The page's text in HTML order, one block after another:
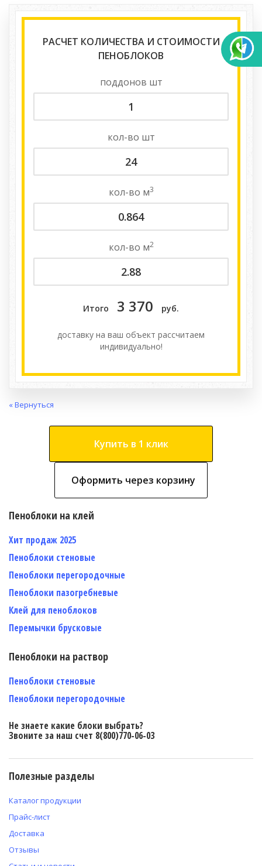
РАСЧЕТ КОЛИЧЕСТВА И СТОИМОСТИ
ПЕНОБЛОКОВ
поддонов шт
кол-во шт
кол-во м3
кол-во м2
Итого 3 370 руб.
доставку на ваш объект расcчитаем
индивидуально!
« Вернуться
Купить в 1 клик
Оформить через корзину
Пеноблоки на клей
Хит продаж 2025
Пеноблоки стеновые
Пеноблоки перегородочные
Пеноблоки пазогребневые
Клей для пеноблоков
Перемычки брусковые
Пеноблоки на раствор
Пеноблоки стеновые
Пеноблоки перегородочные
Не знаете какие блоки выбрать?
Звоните за наш счет 8(800)770-06-03
Полезные разделы
Каталог продукции
Прайс-лист
Доставка
Отзывы